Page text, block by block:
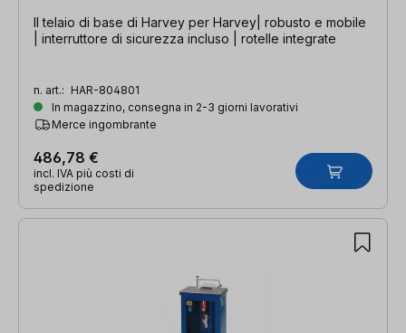
Il telaio di base di Harvey per Harvey| robusto e mobile
| interruttore di sicurezza incluso | rotelle integrate
n. art.: HAR-804801
In magazzino, consegna in 2-3 giorni lavorativi
Merce ingombrante
486,78 €
incl. IVA più costi di
spedizione